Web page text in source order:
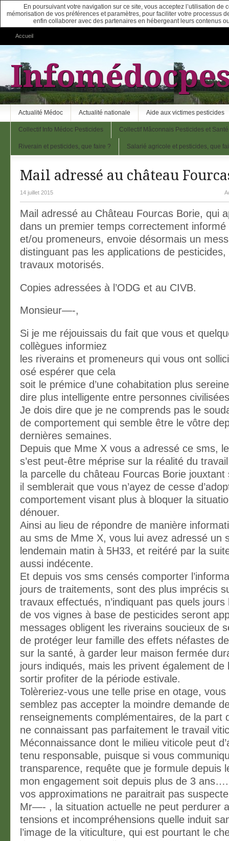
Accueil
Actualité Médoc Actualité nationale Aide aux victimes pesticides
Collectif Info Médoc Pesticides Collectif Mâconnais Pesticides et Santé
Riverain et pesticides, que faire ? Salarié agricole et pesticides, que
Mail adressé au château
14 juillet 2015
Mail adressé au Château Fourcas Borie, qui
dans un premier temps correctement informé
et/ou promeneurs, envoie désormais un
distinguant pas les applications de
travaux motorisés.
Copies adressées à l’ODG et au CIVB.
Monsieur—-,
Si je me réjouissais du fait que vous et
collègues informiez
les riverains et promeneurs qui vous ont
osé espérer que cela
soit le prémice d’une cohabitation plus
dire plus intelligente entre personnes
Je dois dire que je ne comprends pas le
de comportement qui semble être le vôtre
dernières semaines.
Depuis que Mme X vous a adressé ce sms,
s’est peut-être méprise sur la réalité du
la parcelle du château Fourcas Borie
il semblerait que vous n’ayez de cesse
comportement visant plus à bloquer la
dénouer.
Ainsi au lieu de répondre de manière
au sms de Mme X, vous lui avez adressé un
lendemain matin à 5H33, et reitéré par la
aussi indécente.
Et depuis vos sms censés comporter
jours de traitements, sont des plus imprécis
travaux effectués, n’indiquant pas quels
de vos vignes à base de pesticides seront
messages obligent les riverains soucieux de
de protéger leur famille des effets néfastes
sur la santé, à garder leur maison fermée
jours indiqués, mais les privent également de
sortir profiter de la période estivale.
Tolèreriez-vous une telle prise en otage, vous
semblez pas accepter la moindre demande
renseignements complémentaires, de la part
ne connaissant pas parfaitement le travail
Méconnaissance dont le milieu viticole peut
tenu responsable, puisque si vous
transparence, requête que je formule depuis
mon engagement soit depuis plus de 3
vos approximations ne paraitrait pas
Mr—- , la situation actuelle ne peut perdurer
tensions et incompréhensions quelle induit
l’image de la viticulture, qui est pourtant le
En poursuivant votre navigation sur ce site, vous acceptez l’utilisation
mémorisation de vos préférences et paramètres, pour faciliter votre processus
enfin collaborer avec des partenaires en hébergeant leurs contenus